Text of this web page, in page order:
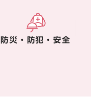
防災・防犯・安全